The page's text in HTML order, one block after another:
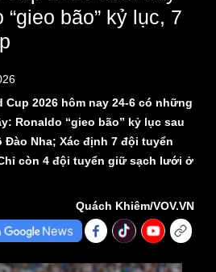
Giáo dục
Dấu ấn VOV
bão” kỷ lục, 7
Cup 2026 hôm nay 24-6 có những
Ronaldo “gieo bão” kỷ lục sau
Đào Nha; Xác định 7 đội tuyển
còn 4 đội tuyển giữ sạch lưới ở
Quách Khiêm/VOV.VN